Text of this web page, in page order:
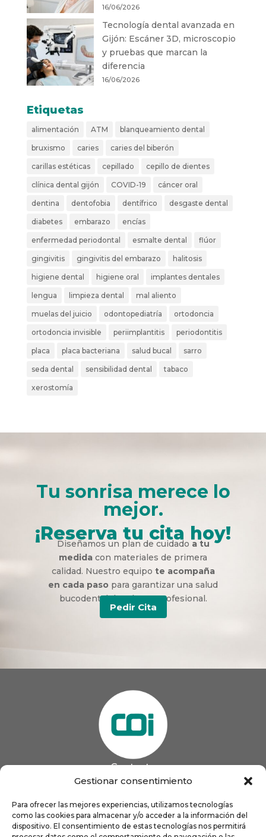
Gestionar consentimiento
Para ofrecer las mejores experiencias, utilizamos tecnologías
como las cookies para almacenar y/o acceder a la información del
dispositivo. El consentimiento de estas tecnologías nos permitirá
16/06/2026
Tecnología dental avanzada en
Gijón: Escáner 3D, microscopio
y pruebas que marcan la
diferencia
16/06/2026
Etiquetas
alimentación ATM blanqueamiento dental
bruxismo caries caries del biberón
carillas estéticas cepillado cepillo de dientes
clínica dental gijón COVID-19 cáncer oral
dentina dentofobia dentífrico desgaste dental
diabetes embarazo encías
enfermedad periodontal esmalte dental flúor
gingivitis gingivitis del embarazo halitosis
higiene dental higiene oral implantes dentales
lengua limpieza dental mal aliento
muelas del juicio odontopediatría ortodoncia
ortodoncia invisible periimplantitis periodontitis
placa placa bacteriana salud bucal sarro
seda dental sensibilidad dental tabaco
xerostomía
Tu sonrisa merece lo
mejor.
¡Reserva tu cita hoy!
Diseñamos un plan de cuidado a tu
medida con materiales de primera
calidad. Nuestro equipo te acompaña
en cada paso para garantizar una salud
bucodental duradera y profesional.
Pedir Cita
Contacto
 coigijon@gmail.com
Horario
Lun
9:00 a 13:00 - 16:00 a 21:00